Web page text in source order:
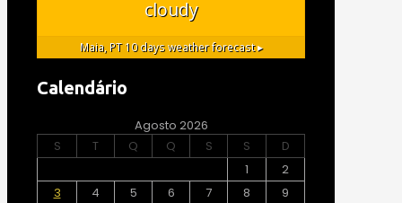
cloudy
Maia, PT10 days weather forecast ▸
Calendário
Agosto 2026
S
T Q Q S S
D
1
2
3
4 5 6 7 8
9